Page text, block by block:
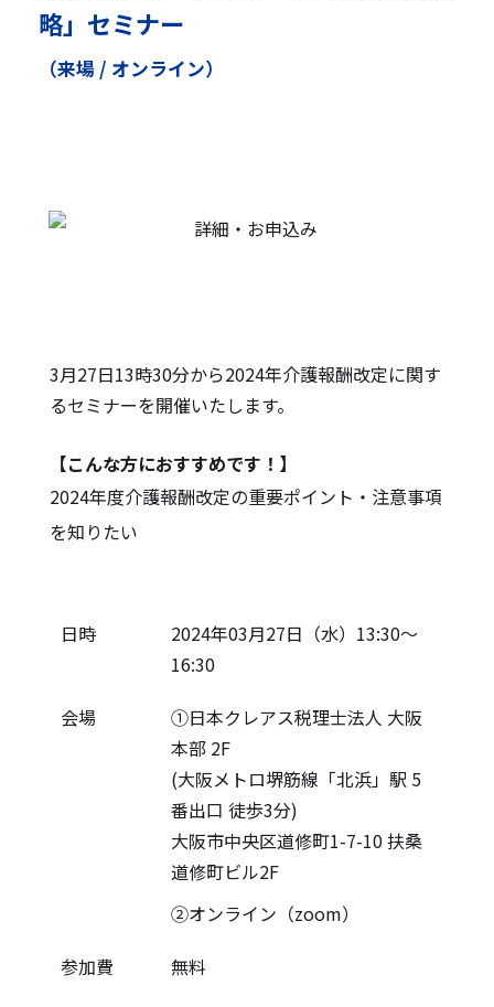
略」セミナー
（来場 / オンライン）
3月27日13時30分から2024年介護報酬改定に関す
るセミナーを開催いたします。
【こんな方におすすめです！】
2024年度介護報酬改定の重要ポイント・注意事項
を知りたい
日時
2024年03月27日（水）13:30～
16:30
会場
①日本クレアス税理士法人 大阪
本部 2F
(大阪メトロ堺筋線「北浜」駅 5
番出口 徒歩3分)
大阪市中央区道修町1-7-10 扶桑
道修町ビル2F
②オンライン（zoom）
参加費
無料